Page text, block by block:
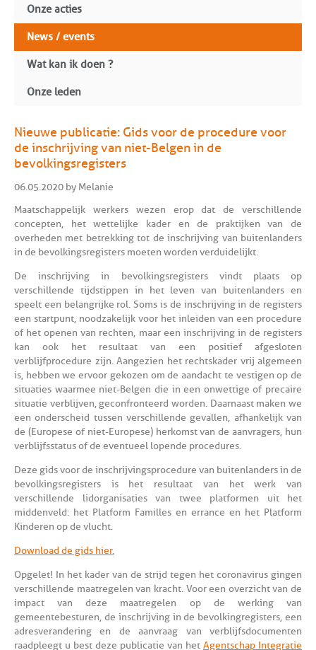
Onze acties
News / events
Wat kan ik doen ?
Onze leden
Nieuwe publicatie: Gids voor de procedure voor
de inschrijving van niet-Belgen in de
bevolkingsregisters
06.05.2020 by Melanie
Maatschappelijk werkers wezen erop dat de verschillende
concepten, het wettelijke kader en de praktijken van de
overheden met betrekking tot de inschrijving van buitenlanders
in de bevolkingsregisters moeten worden verduidelijkt.
De inschrijving in bevolkingsregisters vindt plaats op
verschillende tijdstippen in het leven van buitenlanders en
speelt een belangrijke rol. Soms is de inschrijving in de registers
een startpunt, noodzakelijk voor het inleiden van een procedure
of het openen van rechten, maar een inschrijving in de registers
kan ook het resultaat van een positief afgesloten
verblijfprocedure zijn. Aangezien het rechtskader vrij algemeen
is, hebben we ervoor gekozen om de aandacht te vestigen op de
situaties waarmee niet-Belgen die in een onwettige of precaire
situatie verblijven, geconfronteerd worden. Daarnaast maken we
een onderscheid tussen verschillende gevallen, afhankelijk van
de (Europese of niet-Europese) herkomst van de aanvragers, hun
verblijfsstatus of de eventueel lopende procedures.
Deze gids voor de inschrijvingsprocedure van buitenlanders in de
bevolkingsregisters is het resultaat van het werk van
verschillende lidorganisaties van twee platformen uit het
middenveld: het Platform Familles en errance en het Platform
Kinderen op de vlucht.
Download de gids hier.
Opgelet! In het kader van de strijd tegen het coronavirus gingen
verschillende maatregelen van kracht. Voor een overzicht van de
impact van deze maatregelen op de werking van
gemeentebesturen, de inschrijving in de bevolkingregisters, een
adresverandering en de aanvraag van verblijfsdocumenten
raadpleegt u best deze publicatie van het Agentschap Integratie